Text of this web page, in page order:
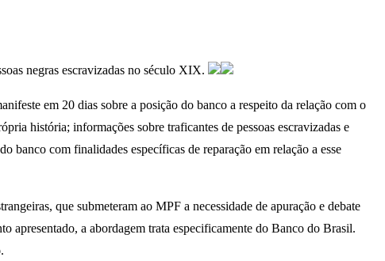
negras escravizadas no século XIX.
em 20 dias sobre a posição do banco a respeito da relação com o
história; informações sobre traficantes de pessoas escravizadas e
banco com finalidades específicas de reparação em relação a esse
que submeteram ao MPF a necessidade de apuração e debate
apresentado, a abordagem trata especificamente do Banco do Brasil.